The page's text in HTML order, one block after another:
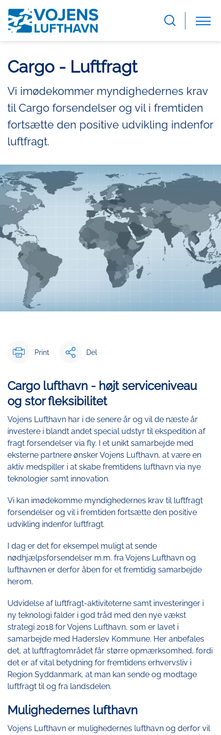
Cargo - Luftfragt
Vi imødekommer myndighedernes krav
til Cargo forsendelser og vil i fremtiden
fortsætte den positive udvikling indenfor
luftfragt.
Print Del
Cargo lufthavn - højt serviceniveau
og stor fleksibilitet
Vojens Lufthavn har i de senere år og vil de næste år
investere i blandt andet special udstyr til ekspedition af
fragt forsendelser via fly. I et unikt samarbejde med
eksterne partnere ønsker Vojens Lufthavn, at være en
aktiv medspiller i at skabe fremtidens lufthavn via nye
teknologier samt innovation.
Vi kan imødekomme myndighedernes krav til luftfragt
forsendelser og vil i fremtiden fortsætte den positive
udvikling indenfor luftfragt.
I dag er det for eksempel muligt at sende
nødhjælpsforsendelser m.m. fra Vojens Lufthavn og
lufthavnen er derfor åben for et fremtidig samarbejde
herom.
Udvidelse af luftfragt-aktiviteterne samt investeringer i
ny teknologi falder i god tråd med den nye vækst
strategi 2018 for Vojens Lufthavn, som er lavet i
samarbejde med Haderslev Kommune. Her anbefales
det, at luftfragtområdet får større opmærksomhed, fordi
det er af vital betydning for fremtidens erhvervsliv i
Region Syddanmark, at man kan sende og modtage
luftfragt til og fra landsdelen.
Mulighedernes lufthavn
Vojens Lufthavn er mulighedernes lufthavn og derfor vil